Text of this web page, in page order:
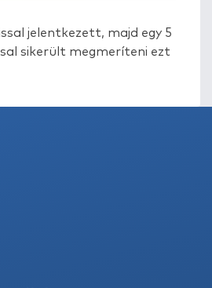
jelentkezett, majd egy 5
sikerült megmeríteni ezt